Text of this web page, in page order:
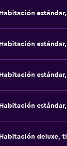
Habitación
Habitación
Habitación
Habitación
Habitación deluxe,